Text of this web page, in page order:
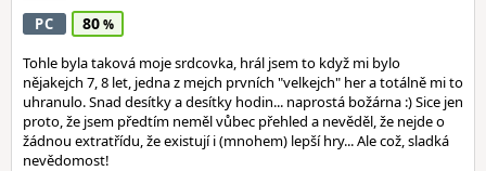
PC 80
Tohle byla taková moje srdcovka, hrál jsem to když mi bylo
nějakejch 7, 8 let, jedna z mejch prvních "velkejch" her a totálně mi to
uhranulo. Snad desítky a desítky hodin... naprostá božárna :) Sice jen
proto, že jsem předtím neměl vůbec přehled a nevěděl, že nejde o
žádnou extratřídu, že existují i (mnohem) lepší hry... Ale což, sladká
nevědomost!